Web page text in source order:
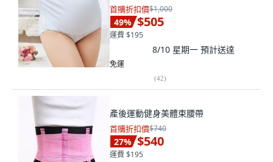
首購折扣價$1,000
49% $505
運費 $195
8/10 星期一 預計送達
免運
(42)
產後運動健身美體束腰帶
首購折扣價$740
27% $540
運費 $195